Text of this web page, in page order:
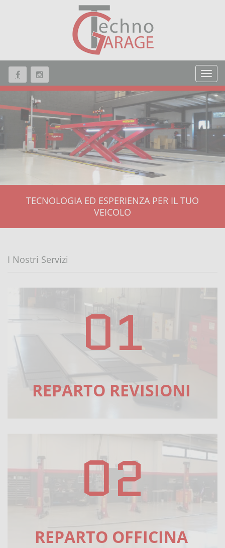
TECNOLOGIA ED ESPERIENZA PER IL TUO
VEICOLO
I Nostri Servizi
01
REPARTO REVISIONI
02
REPARTO OFFICINA